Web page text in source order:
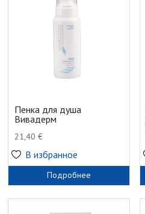
Пенка для душа
Вивадерм
21,40€
В избранное
Подробнее